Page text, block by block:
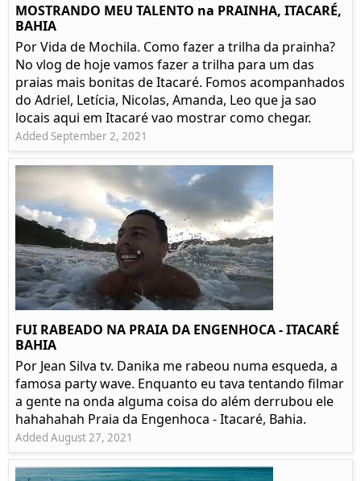
MOSTRANDO MEU TALENTO na PRAINHA, ITACARÉ,
BAHIA
Por Vida de Mochila. Como fazer a trilha da prainha?
No vlog de hoje vamos fazer a trilha para um das
praias mais bonitas de Itacaré. Fomos acompanhados
do Adriel, Letícia, Nicolas, Amanda, Leo que ja sao
locais aqui em Itacaré vao mostrar como chegar.
Added September 2, 2021
FUI RABEADO NA PRAIA DA ENGENHOCA - ITACARÉ
BAHIA
Por Jean Silva tv. Danika me rabeou numa esqueda, a
famosa party wave. Enquanto eu tava tentando filmar
a gente na onda alguma coisa do além derrubou ele
hahahahah Praia da Engenhoca - Itacaré, Bahia.
Added August 27, 2021